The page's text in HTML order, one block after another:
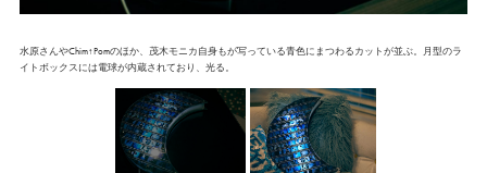
水原さんやChim↑Pomのほか、茂木モニカ自身もが写っている青色にまつわるカットが並ぶ。月型のラ
イトボックスには電球が内蔵されており、光る。